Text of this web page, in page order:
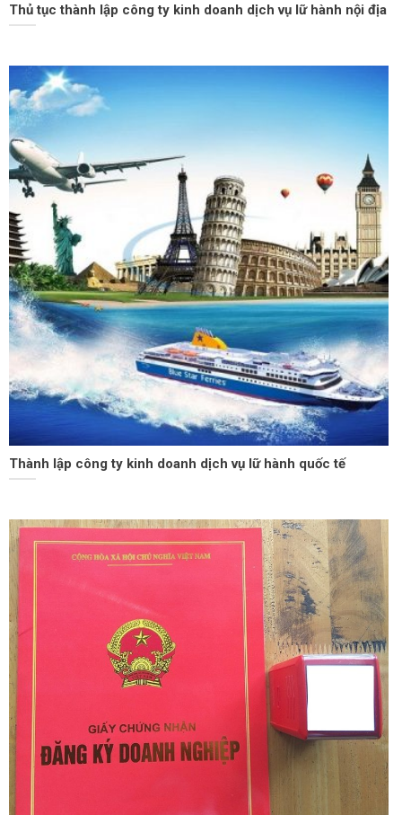
Thủ tục thành lập công ty kinh doanh dịch vụ lữ hành nội địa
Thành lập công ty kinh doanh dịch vụ lữ hành quốc tế